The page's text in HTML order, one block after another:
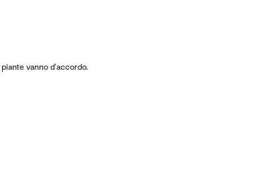
vanno d'accordo.